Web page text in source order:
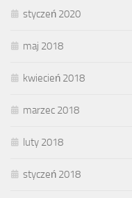
styczeń 2020
maj 2018
kwiecień 2018
marzec 2018
luty 2018
styczeń 2018